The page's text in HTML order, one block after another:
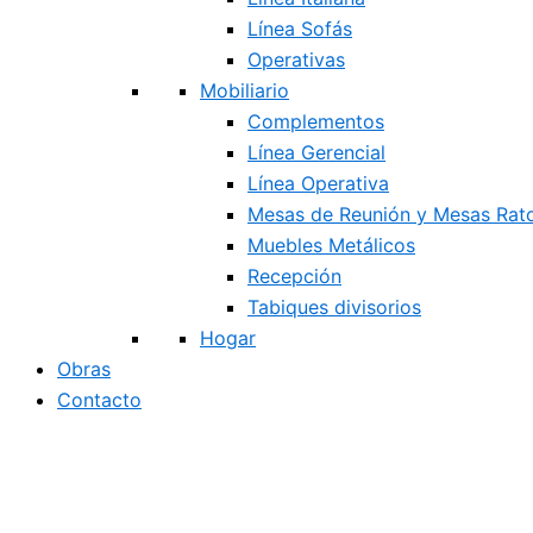
Línea Sofás
Operativas
Mobiliario
Complementos
Línea Gerencial
Línea Operativa
Mesas de Reunión y Mesas
Muebles Metálicos
Recepción
Tabiques divisorios
Hogar
Obras
Contacto